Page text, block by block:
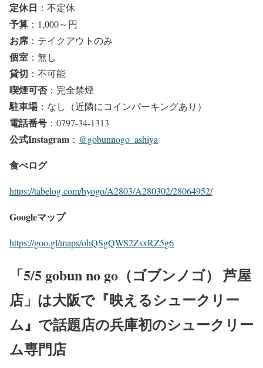
定休日 ：不定休
予算 ：1,000～円
お席 ：テイクアウトのみ
個室 ：無し
貸切 ：不可能
喫煙可否：完全禁煙
駐車場：なし（近隣にコインパーキングあり）
電話番号 ：0797-34-1313
公式Instagram ： @gobunnogo_ashiya
食べログ
https://tabelog.com/hyogo/A2803/A280302/28064952/
Googleマップ
https://goo.gl/maps/ohQSgQWS2ZsxRZ5g6
「5/5 gobun no go（ゴブンノゴ） 芦屋
店」は大阪で『映えるシュークリー
ム』で話題店の兵庫初のシュークリー
ム専門店